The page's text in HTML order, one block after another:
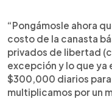
“Pongámosle ahora
costo de la canasta
privados de libertad
excepción y lo que ya
$300,000 diarios para
multiplicamos por un